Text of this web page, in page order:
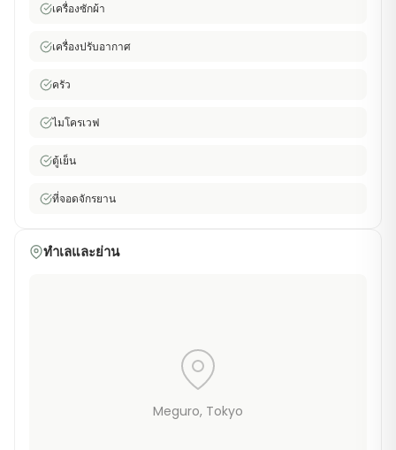
ช้อปปิ้งที่เป็นที่นิยม ทำให้เป็นตัวเลือกที่ยอดเยี่ยมสำหรับผู้ที่
สะดวกสบายในการเดินทางจากสถานี
เครื่องซักผ้า
เครื่องปรับอากาศ
ครัว
ไมโครเวฟ
ตู้เย็น
ที่จอดจักรยาน
ทำเลและย่าน
Meguro, Tokyo